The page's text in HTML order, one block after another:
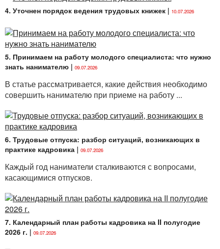
4. Уточнен порядок ведения трудовых книжек | 10.07.2026
5. Принимаем на работу молодого специалиста: что нужно
знать нанимателю | 09.07.2026
В статье рассматривается, какие действия необходимо
совершить нанимателю при приеме на работу ...
6. Трудовые отпуска: разбор ситуаций, возникающих в
практике кадровика | 09.07.2026
Каждый год наниматели сталкиваются с вопросами,
касающимися отпусков.
7. Календарный план работы кадровика на II полугодие
2026 г. | 09.07.2026